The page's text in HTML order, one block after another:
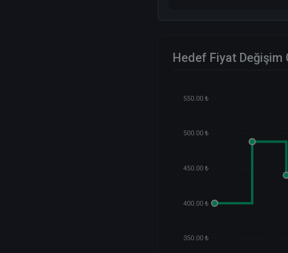
Hedef Fiyat Değişim
550.00 ₺
500.00 ₺
450.00 ₺
400.00 ₺
350.00 ₺